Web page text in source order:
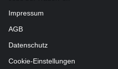
Impressum
AGB
Datenschutz
Cookie-Einstellungen